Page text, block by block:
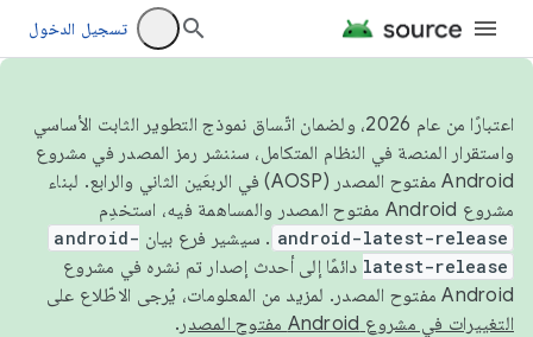
تسجيل الدخول
اعتبارًا من عام 2026، ولضمان اتّساق نموذج التطوير الثابت الأساسي
واستقرار المنصة في النظام المتكامل، سننشر رمز المصدر في مشروع
Android مفتوح المصدر (AOSP) في الربعَين الثاني والرابع. لبناء
مشروع Android مفتوح المصدر والمساهمة فيه، استخدِم
android-latest-release . سيشير فرع بيان android-
latest-release دائمًا إلى أحدث إصدار تم نشره في مشروع
Android مفتوح المصدر. لمزيد من المعلومات، يُرجى الاطّلاع على
التغييرات في مشروع Android مفتوح المصدر
.